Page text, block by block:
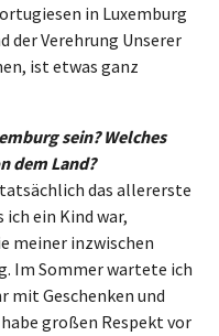
in Luxemburg
der Verehrung Unserer
ist etwas ganz
sein? Welches
dem Land?
das allererste
ich ein Kind war,
meiner inzwischen
Im Sommer wartete ich
mit Geschenken und
großen Respekt vor